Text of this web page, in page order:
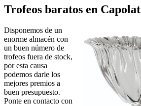
Trofeos baratos en Capolat
Disponemos de un
enorme almacén con
un buen número de
trofeos fuera de stock,
por esta causa
podemos darle los
mejores premios a
buen presupuesto.
Ponte en contacto con